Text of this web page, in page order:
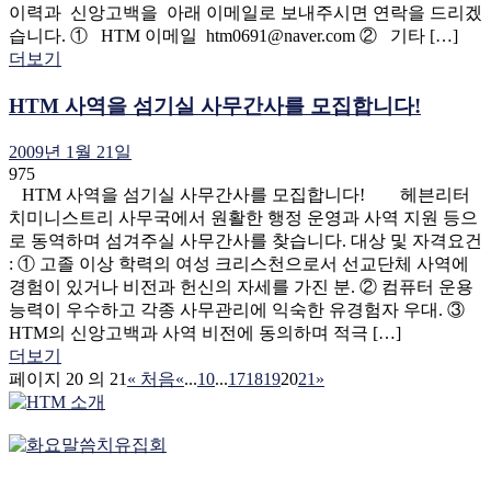
이력과 신앙고백을 아래 이메일로 보내주시면 연락을 드리겠
습니다. ① HTM 이메일 htm0691@naver.com ② 기타 […]
더보기
HTM 사역을 섬기실 사무간사를 모집합니다!
2009년 1월 21일
975
HTM 사역을 섬기실 사무간사를 모집합니다! 헤븐리터
치미니스트리 사무국에서 원활한 행정 운영과 사역 지원 등으
로 동역하며 섬겨주실 사무간사를 찾습니다. 대상 및 자격요건
: ① 고졸 이상 학력의 여성 크리스천으로서 선교단체 사역에
경험이 있거나 비전과 헌신의 자세를 가진 분. ② 컴퓨터 운용
능력이 우수하고 각종 사무관리에 익숙한 유경험자 우대. ③
HTM의 신앙고백과 사역 비전에 동의하며 적극 […]
더보기
페이지 20 의 21 « 처음«...10...1718192021 »